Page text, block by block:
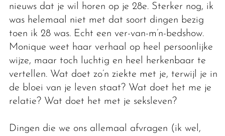
nieuws dat je wil horen op je 28e. Sterker nog, ik
was helemaal niet met dat soort dingen bezig
toen ik 28 was. Echt een ver-van-m’n-bedshow.
Monique weet haar verhaal op heel persoonlijke
wijze, maar toch luchtig en heel herkenbaar te
vertellen. Wat doet zo’n ziekte met je, terwijl je in
de bloei van je leven staat? Wat doet het me je
relatie? Wat doet het met je seksleven?
Dingen die we ons allemaal afvragen (ik wel,